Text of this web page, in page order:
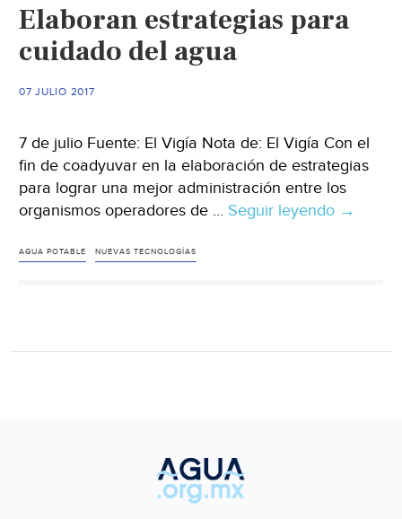
desde
hace
más
experto
Elaboran estrategias para
cuidado del agua
07 JULIO 2017
7 de julio Fuente: El Vigía Nota de: El Vigía Con el
fin de coadyuvar en la elaboración de estrategias
para lograr una mejor administración entre los
organismos operadores de … Seguir leyendo Elaboran
→
AGUA POTABLE NUEVAS TECNOLOGÍAS